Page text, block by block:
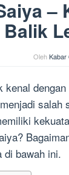
–
Balik
OlehKabar
kenal
salah
di bawah ini.